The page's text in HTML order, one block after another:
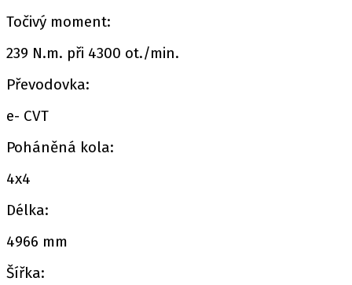
Točivý moment:
239 N.m. při 4300 ot./min.
Převodovka:
e- CVT
Poháněná kola:
4x4
Délka:
4966 mm
Šířka: